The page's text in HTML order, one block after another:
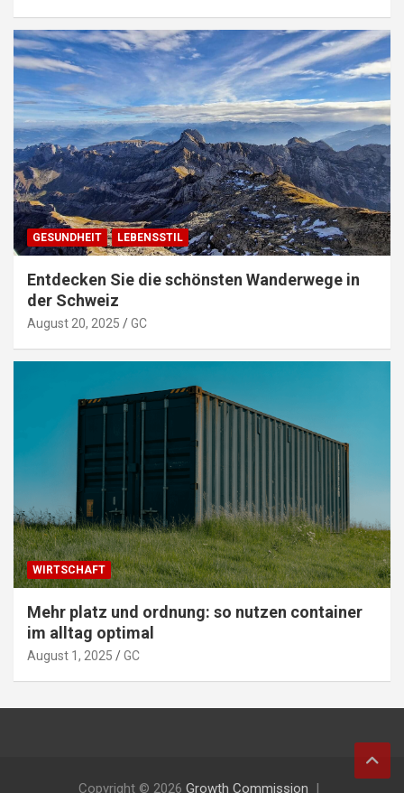
GESUNDHEIT LEBENSSTIL
Entdecken Sie die schönsten Wanderwege in
der Schweiz
August 20, 2025 GC
WIRTSCHAFT
Mehr platz und ordnung: so nutzen container
im alltag optimal
August 1, 2025 GC
Copyright © 2026 Growth Commission